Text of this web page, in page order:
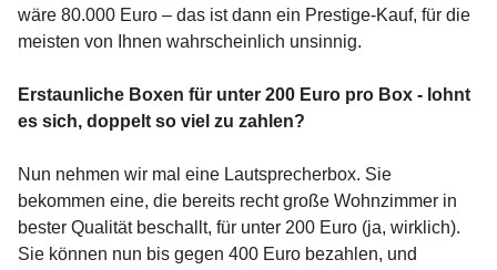
wäre 80.000 Euro – das ist dann ein Prestige-Kauf, für die
meisten von Ihnen wahrscheinlich unsinnig.
Erstaunliche Boxen für unter 200 Euro pro Box - lohnt
es sich, doppelt so viel zu zahlen?
Nun nehmen wir mal eine Lautsprecherbox. Sie
bekommen eine, die bereits recht große Wohnzimmer in
bester Qualität beschallt, für unter 200 Euro (ja, wirklich).
Sie können nun bis gegen 400 Euro bezahlen, und